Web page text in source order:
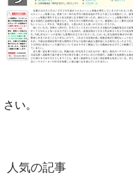
さい。
人気の記事